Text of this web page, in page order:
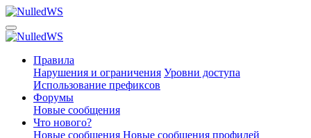
Правила
Нарушения и ограничения Уровни доступа
Использование префиксов
Форумы
Новые сообщения
Что нового?
Новые сообщения Новые сообщения профилей